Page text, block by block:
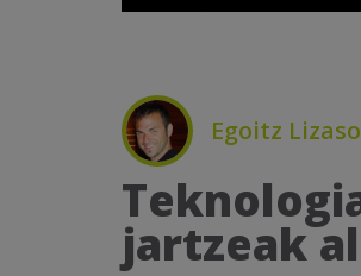
Egoitz Lizaso
jartzeak